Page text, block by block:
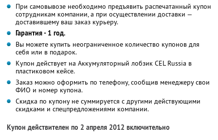
При самовывозе необходимо предъявить распечатанный купон
сотрудникам компании, а при осуществлении доставки —
доставившему ваш заказ курьеру.
Гарантия - 1 год.
Вы можете купить неограниченное количество купонов для
себя или в подарок.
Купон действует на Аккумуляторный лобзик CEL Russia в
пластиковом кейсе.
Заказ можно оформить по телефону, сообщив менеджеру свои
ФИО и номер купона.
Скидка по купону не суммируется с другими действующими
скидками и спецпредложениями компании.
Купон действителен по 2 апреля 2012 включительно